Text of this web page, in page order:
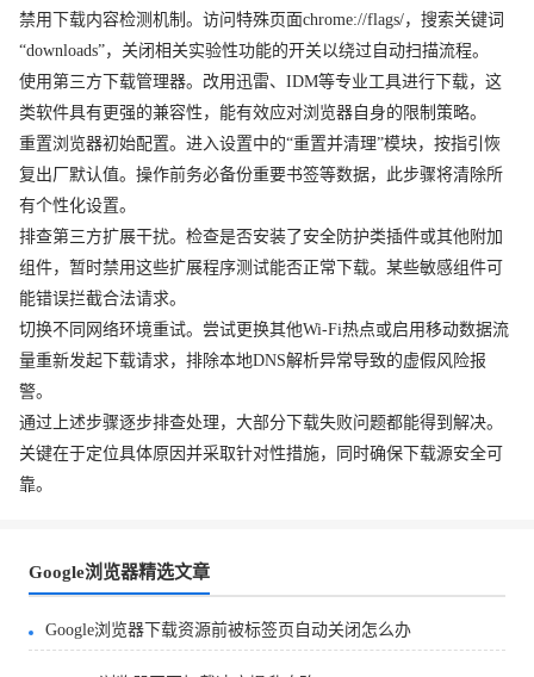
禁用下载内容检测机制。访问特殊页面chrome://flags/，搜索关键词
“downloads”，关闭相关实验性功能的开关以绕过自动扫描流程。
使用第三方下载管理器。改用迅雷、IDM等专业工具进行下载，这
类软件具有更强的兼容性，能有效应对浏览器自身的限制策略。
重置浏览器初始配置。进入设置中的“重置并清理”模块，按指引恢
复出厂默认值。操作前务必备份重要书签等数据，此步骤将清除所
有个性化设置。
排查第三方扩展干扰。检查是否安装了安全防护类插件或其他附加
组件，暂时禁用这些扩展程序测试能否正常下载。某些敏感组件可
能错误拦截合法请求。
切换不同网络环境重试。尝试更换其他Wi-Fi热点或启用移动数据流
量重新发起下载请求，排除本地DNS解析异常导致的虚假风险报
警。
通过上述步骤逐步排查处理，大部分下载失败问题都能得到解决。
关键在于定位具体原因并采取针对性措施，同时确保下载源安全可
靠。
Google浏览器精选文章
Google浏览器下载资源前被标签页自动关闭怎么办